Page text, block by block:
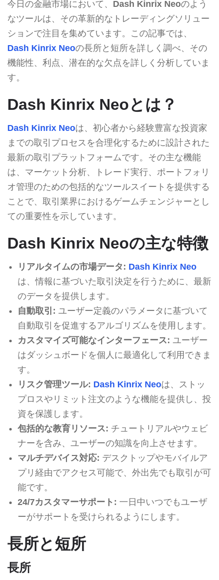
今日の金融市場において、 Dash Kinrix Neoのよう
なツールは、その革新的なトレーディングソリュー
ションで注目を集めています。この記事では、
Dash Kinrix Neoの長所と短所を詳しく調べ、その
機能性、利点、潜在的な欠点を詳しく分析していま
す。
Dash Kinrix Neoとは？
Dash Kinrix Neoは、初心者から経験豊富な投資家
までの取引プロセスを合理化するために設計された
最新の取引プラットフォームです。その主な機能
は、マーケット分析、トレード実行、ポートフォリ
オ管理のための包括的なツールスイートを提供する
ことで、取引業界におけるゲームチェンジャーとし
ての重要性を示しています。
Dash Kinrix Neoの主な特徴
リアルタイムの市場データ: Dash Kinrix Neo
は、情報に基づいた取引決定を行うために、最新
のデータを提供します。
自動取引: ユーザー定義のパラメータに基づいて
自動取引を促進するアルゴリズムを使用します。
カスタマイズ可能なインターフェース: ユーザー
はダッシュボードを個人に最適化して利用できま
す。
リスク管理ツール: Dash Kinrix Neoは、ストッ
プロスやリミット注文のような機能を提供し、投
資を保護します。
包括的な教育リソース: チュートリアルやウェビ
ナーを含み、ユーザーの知識を向上させます。
マルチデバイス対応: デスクトップやモバイルア
プリ経由でアクセス可能で、外出先でも取引が可
能です。
24/7カスタマーサポート: 一日中いつでもユーザ
ーがサポートを受けられるようにします。
長所と短所
長所